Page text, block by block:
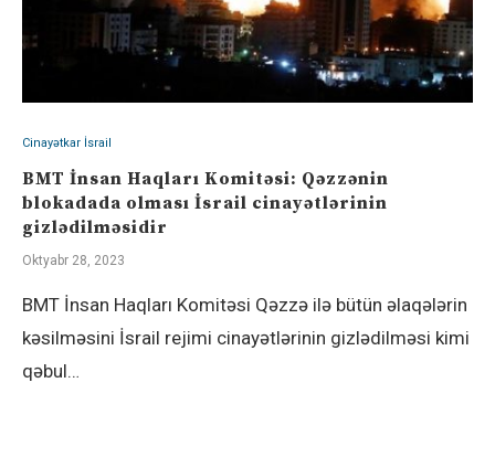
Cinayətkar İsrail
BMT İnsan Haqları Komitəsi: Qəzzənin
blokadada olması İsrail cinayətlərinin
gizlədilməsidir
Oktyabr 28, 2023
BMT İnsan Haqları Komitəsi Qəzzə ilə bütün əlaqələrin
kəsilməsini İsrail rejimi cinayətlərinin gizlədilməsi kimi
qəbul…